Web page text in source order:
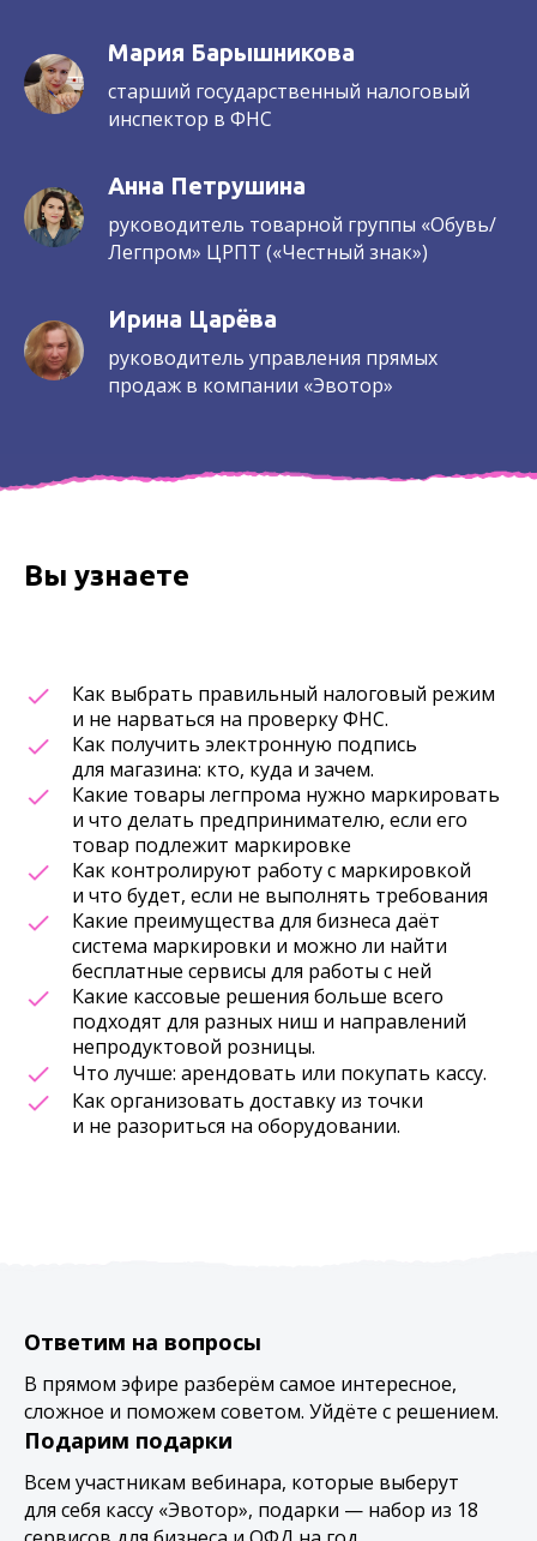
Мария Барышникова
старший государственный налоговый
инспектор в ФНС
Анна Петрушина
руководитель товарной группы «Обувь/
Легпром» ЦРПТ («Честный знак»)
Ирина Царёва
руководитель управления прямых
продаж в компании «Эвотор»
Вы узнаете
Как выбрать правильный налоговый режим
и не нарваться на проверку ФНС.
Как получить электронную подпись
для магазина: кто, куда и зачем.
Какие товары легпрома нужно маркировать
и что делать предпринимателю, если его
товар подлежит маркировке
Как контролируют работу с маркировкой
и что будет, если не выполнять требования
Какие преимущества для бизнеса даёт
система маркировки и можно ли найти
бесплатные сервисы для работы с ней
Какие кассовые решения больше всего
подходят для разных ниш и направлений
непродуктовой розницы.
Что лучше: арендовать или покупать кассу.
Как организовать доставку из точки
и не разориться на оборудовании.
Ответим на вопросы
В прямом эфире разберём самое интересное,
сложное и поможем советом. Уйдёте с решением.
Подарим подарки
Всем участникам вебинара, которые выберут
для себя кассу «Эвотор», подарки — набор из 18